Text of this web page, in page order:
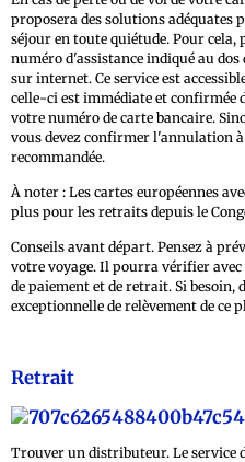
proposera des solutions adéquates
séjour en toute quiétude. Pour
numéro d'assistance indiqué au
sur internet. Ce service est
celle-ci est immédiate et confirmée
votre numéro de carte bancaire.
vous devez confirmer l'annulation
recommandée.
À noter : Les cartes européennes
plus pour les retraits depuis le
Conseils avant départ. Pensez à
votre voyage. Il pourra vérifier
de paiement et de retrait. Si besoin,
exceptionnelle de relèvement de ce
Retrait
Trouver un distributeur. Le service